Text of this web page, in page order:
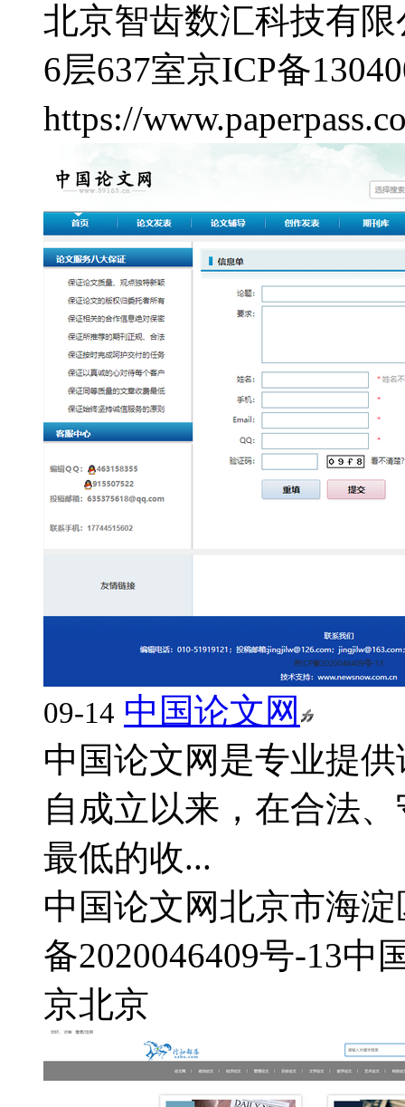
北京智齿数汇科技有限
6层637室京ICP备
https://
09-14 中国论文网
中国论文网是专业提
自成立以来，在合法
最低的收...
中国论文网北京市海淀
备2020046409号-13中
京北京